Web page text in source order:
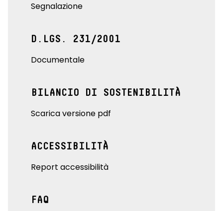
Segnalazione
D.LGS. 231/2001
Documentale
BILANCIO DI SOSTENIBILITÀ
Scarica versione pdf
ACCESSIBILITÀ
Report accessibilità
FAQ